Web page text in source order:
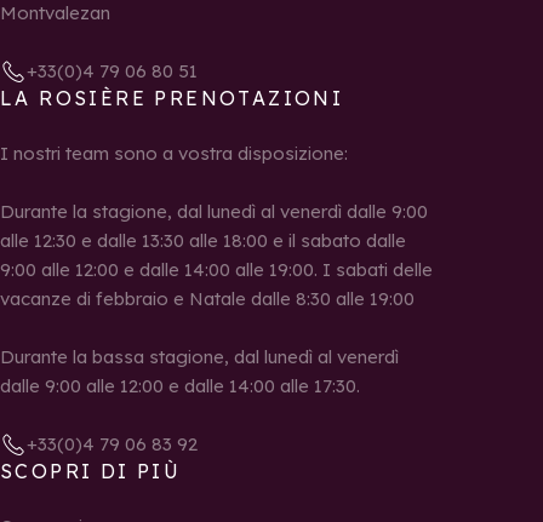
Montvalezan
+33(0)4 79 06 80 51
LA ROSIÈRE PRENOTAZIONI
I nostri team sono a vostra disposizione:
Durante la stagione, dal lunedì al venerdì dalle 9:00
alle 12:30 e dalle 13:30 alle 18:00 e il sabato dalle
9:00 alle 12:00 e dalle 14:00 alle 19:00. I sabati delle
vacanze di febbraio e Natale dalle 8:30 alle 19:00
Durante la bassa stagione, dal lunedì al venerdì
dalle 9:00 alle 12:00 e dalle 14:00 alle 17:30.
+33(0)4 79 06 83 92
SCOPRI DI PIÙ